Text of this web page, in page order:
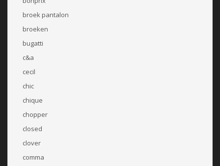
broek pantalon
broeken
bugatti
c&a
cecil
chic
chique
chopper
closed
clover
comma